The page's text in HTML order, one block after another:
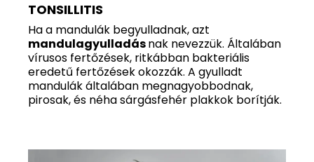
TONSILLITIS
Ha a mandulák begyulladnak, azt
mandulagyulladásnak nevezzük. Általában
vírusos fertőzések, ritkábban bakteriális
eredetű fertőzések okozzák. A gyulladt
mandulák általában megnagyobbodnak,
pirosak, és néha sárgásfehér plakkok borítják.